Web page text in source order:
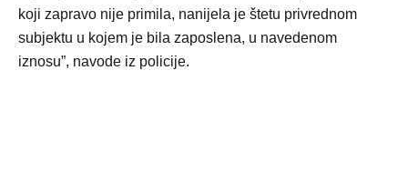
koji zapravo nije primila, nanijela je štetu privrednom
subjektu u kojem je bila zaposlena, u navedenom
iznosu”, navode iz policije.